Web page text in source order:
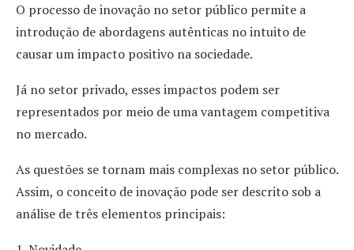
O processo de inovação no setor público permite a
introdução de abordagens autênticas no intuito de
causar um impacto positivo na sociedade.
Já no setor privado, esses impactos podem ser
representados por meio de uma vantagem competitiva
no mercado.
As questões se tornam mais complexas no setor público.
Assim, o conceito de inovação pode ser descrito sob a
análise de três elementos principais: